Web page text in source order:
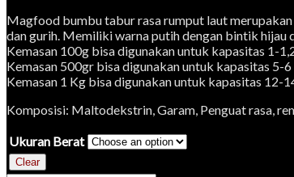
Magfood bumbu tabur rasa rumput laut merupakan
dan gurih. Memiliki warna putih dengan bintik hijau
Kemasan 100g bisa digunakan untuk kapasitas 1-
Kemasan 500gr bisa digunakan untuk kapasitas
Kemasan 1 Kg bisa digunakan untuk kapasitas
Komposisi: Maltodekstrin, Garam, Penguat rasa,
Ukuran Berat
Clear